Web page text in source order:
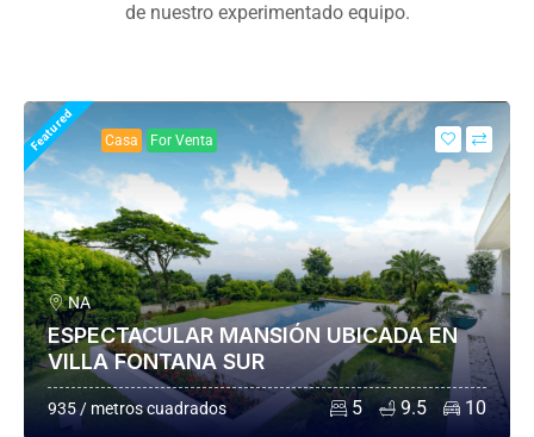
de nuestro experimentado equipo.
Featured Casa For Venta
NA
ESPECTACULAR MANSIÓN UBICADA EN
VILLA FONTANA SUR
935 / metros cuadrados 5 9.5 10